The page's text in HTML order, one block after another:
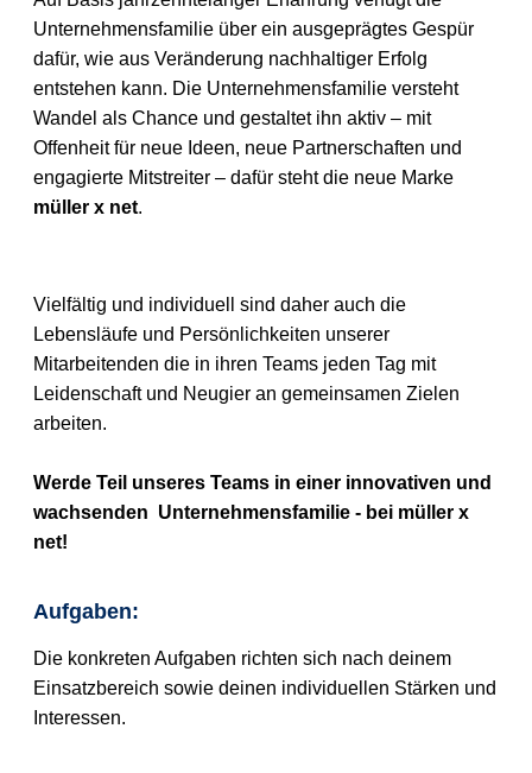
Unternehmensfamilie über ein ausgeprägtes Gespür
dafür, wie aus Veränderung nachhaltiger Erfolg
entstehen kann. Die Unternehmensfamilie versteht
Wandel als Chance und gestaltet ihn aktiv – mit
Offenheit für neue Ideen, neue Partnerschaften und
engagierte Mitstreiter – dafür steht die neue Marke
müller x net.
Vielfältig und individuell sind daher auch die
Lebensläufe und Persönlichkeiten unserer
Mitarbeitenden die in ihren Teams jeden Tag mit
Leidenschaft und Neugier an gemeinsamen Zielen
arbeiten.
Werde Teil unseres Teams in einer innovativen und
wachsenden Unternehmensfamilie - bei müller x
net!
Aufgaben:
Die konkreten Aufgaben richten sich nach deinem
Einsatzbereich sowie deinen individuellen Stärken und
Interessen.